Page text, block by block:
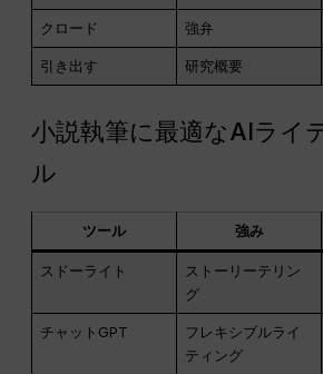
クロード 強弁
引き出す 研究概要
小説執筆に最適なAIライ
ル
ツール 強み
スドーライト
ストーリーテリン
グ
チャットGPT
フレキシブルライ
ティング